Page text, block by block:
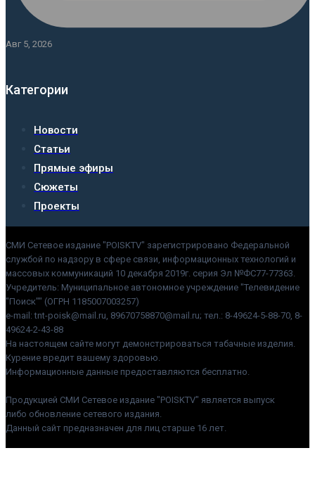
Авг 5, 2026
Категории
Новости
Статьи
Прямые эфиры
Сюжеты
Проекты
СМИ Сетевое издание "POISKTV" зарегистрировано Федеральной
службой по надзору в сфере связи, информационных технологий и
массовых коммуникаций 10 декабря 2019г. серия Эл №ФС77-77363.
Учредитель: Муниципальное автономное учреждение "Телевидение
"Поиск"" (ОГРН 1185007003257)
e-mail: tnt-poisk@mail.ru, 89670758870@mail.ru; тел.: 8-49624-5-88-70, 8-
49624-2-43-88
На настоящем сайте могут демонстрироваться табачные изделия.
Курение вредит вашему здоровью.
Информационные данные предоставляются бесплатно.
Продукцией СМИ Сетевое издание "POISKTV" является выпуск
либо обновление сетевого издания.
Данный сайт предназначен для лиц старше 16 лет.